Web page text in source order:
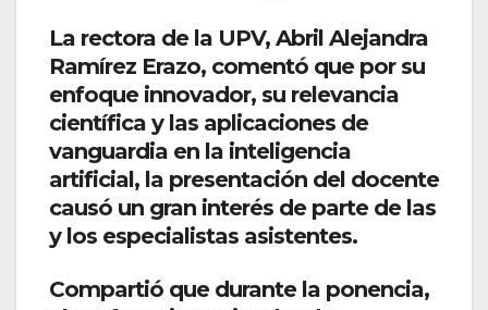
La rectora de la UPV, Abril Alejandra
Ramírez Erazo, comentó que por su
enfoque innovador, su relevancia
científica y las aplicaciones de
vanguardia en la inteligencia
artificial, la presentación del docente
causó un gran interés de parte de las
y los especialistas asistentes.
Compartió que durante la ponencia,